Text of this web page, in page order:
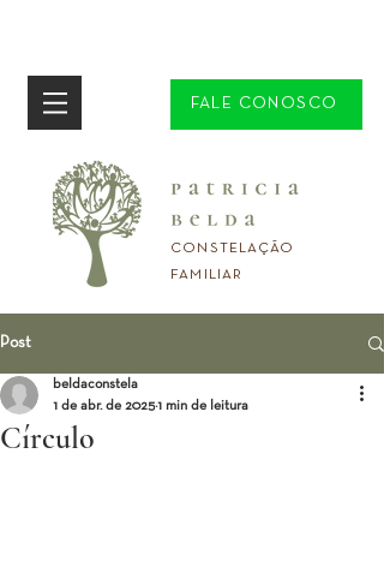
FALE CONOSCO
CONSTELAÇÃO
FAMILIAR
Post
Círculo
beldaconstela
1 de abr. de 2025 1 min de leitura